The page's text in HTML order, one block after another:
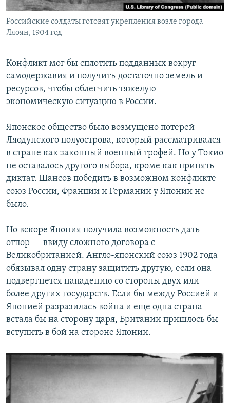
Российские солдаты готовят укрепления возле города
Ляоян, 1904 год
Конфликт мог бы сплотить подданных вокруг
самодержавия и получить достаточно земель и
ресурсов, чтобы облегчить тяжелую
экономическую ситуацию в России.
Японское общество было возмущено потерей
Ляодунского полуострова, который рассматривался
в стране как законный военный трофей. Но у Токио
не оставалось другого выбора, кроме как принять
диктат. Шансов победить в возможном конфликте
союз России, Франции и Германии у Японии не
было.
Но вскоре Япония получила возможность дать
отпор — ввиду сложного договора с
Великобританией. Англо-японский союз 1902 года
обязывал одну страну защитить другую, если она
подвергнется нападению со стороны двух или
более других государств. Если бы между Россией и
Японией разразилась война и еще одна страна
встала бы на сторону царя, Британии пришлось бы
вступить в бой на стороне Японии.